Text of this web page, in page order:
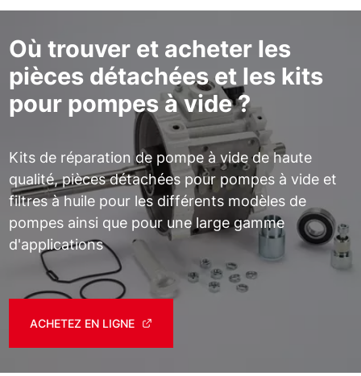
Où trouver et acheter les
pièces détachées et les kits
pour pompes à vide ?
Kits de réparation de pompe à vide de haute
qualité, pièces détachées pour pompes à vide et
filtres à huile pour les différents modèles de
pompes ainsi que pour une large gamme
d'applications
ACHETEZ EN LIGNE